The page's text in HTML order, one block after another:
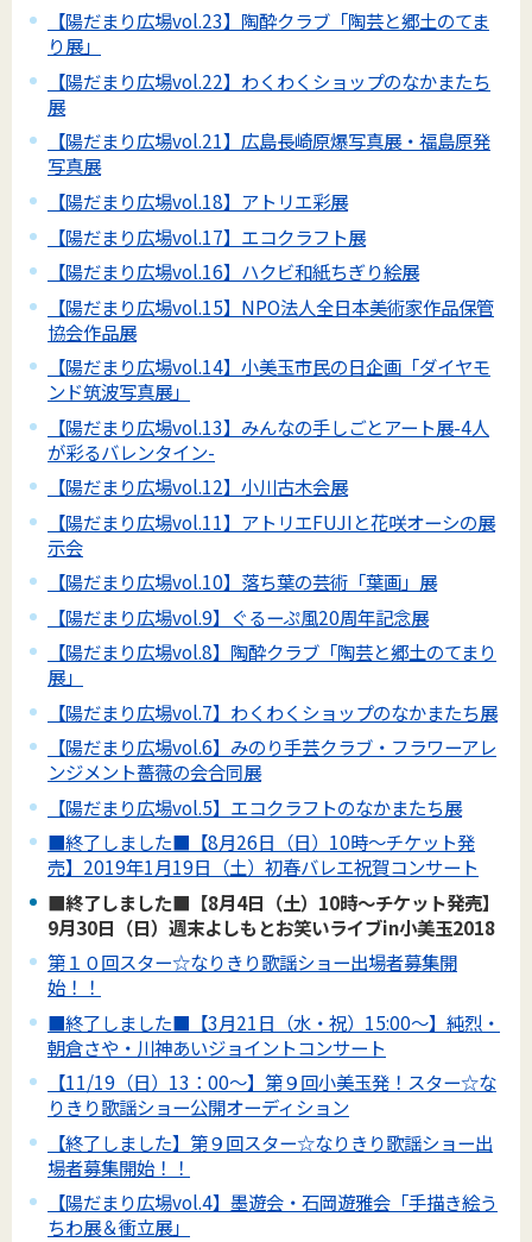
【陽だまり広場vol.23】陶酔クラブ「陶芸と郷土のてま
り展」
【陽だまり広場vol.22】わくわくショップのなかまたち
展
【陽だまり広場vol.21】広島長崎原爆写真展・福島原発
写真展
【陽だまり広場vol.18】アトリエ彩展
【陽だまり広場vol.17】エコクラフト展
【陽だまり広場vol.16】ハクビ和紙ちぎり絵展
【陽だまり広場vol.15】NPO法人全日本美術家作品保管
協会作品展
【陽だまり広場vol.14】小美玉市民の日企画「ダイヤモ
ンド筑波写真展」
【陽だまり広場vol.13】みんなの手しごとアート展-4人
が彩るバレンタイン-
【陽だまり広場vol.12】小川古木会展
【陽だまり広場vol.11】アトリエFUJIと花咲オーシの展
示会
【陽だまり広場vol.10】落ち葉の芸術「葉画」展
【陽だまり広場vol.9】ぐるーぷ風20周年記念展
【陽だまり広場vol.8】陶酔クラブ「陶芸と郷土のてまり
展」
【陽だまり広場vol.7】わくわくショップのなかまたち展
【陽だまり広場vol.6】みのり手芸クラブ・フラワーアレ
ンジメント薔薇の会合同展
【陽だまり広場vol.5】エコクラフトのなかまたち展
■終了しました■【8月26日（日）10時～チケット発
売】2019年1月19日（土）初春バレエ祝賀コンサート
■終了しました■【8月4日（土）10時～チケット発売】
9月30日（日）週末よしもとお笑いライブin小美玉2018
第１０回スター☆なりきり歌謡ショー出場者募集開
始！！
■終了しました■【3月21日（水・祝）15:00～】純烈・
朝倉さや・川神あいジョイントコンサート
【11/19（日）13：00～】第９回小美玉発！スター☆な
りきり歌謡ショー公開オーディション
【終了しました】第９回スター☆なりきり歌謡ショー出
場者募集開始！！
【陽だまり広場vol.4】墨遊会・石岡遊雅会「手描き絵う
ちわ展＆衝立展」